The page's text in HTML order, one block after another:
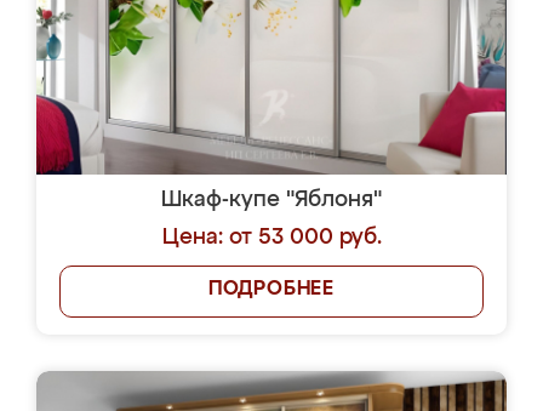
Шкаф-купе "Яблоня"
Цена: от 53 000 руб.
ПОДРОБНЕЕ